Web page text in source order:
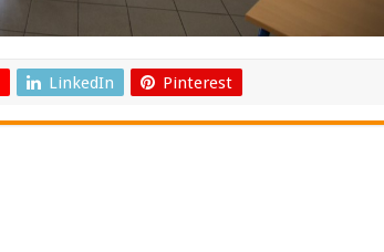
LinkedIn Pinterest